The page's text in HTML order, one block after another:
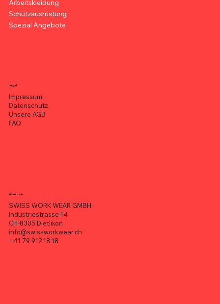
Arbeitskleidung
Schutzausrüstung
Spezial Angebote
Legal
Impressum
Datenschutz
Unsere AGB
FAQ
Adresse
SWISS WORK WEAR GMBH
Industriestrasse 14
CH-8305 Dietlikon
info@swissworkwear.ch
+41 79 912 18 18